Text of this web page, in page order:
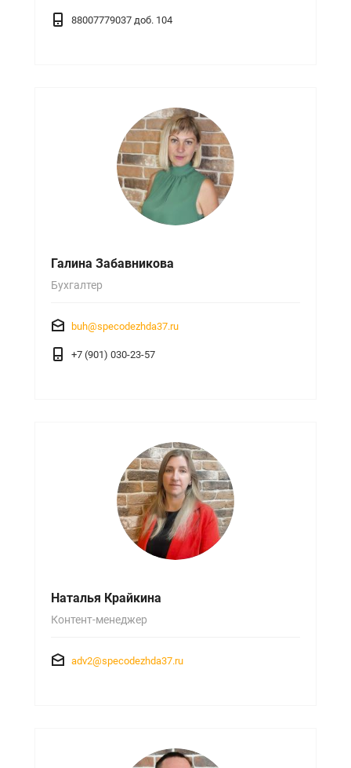
88007779037 доб. 104
Галина Забавникова
Бухгалтер
buh@specodezhda37.ru
+7 (901) 030-23-57
Наталья Крайкина
Контент-менеджер
adv2@specodezhda37.ru